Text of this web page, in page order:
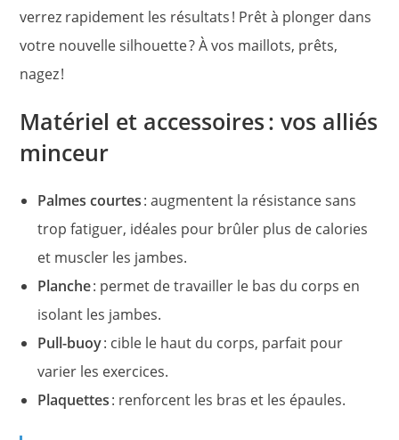
verrez rapidement les résultats ! Prêt à plonger dans
votre nouvelle silhouette ? À vos maillots, prêts,
nagez !
Matériel et accessoires : vos alliés
minceur
Palmes courtes: augmentent la résistance sans
trop fatiguer, idéales pour brûler plus de calories
et muscler les jambes.
Planche: permet de travailler le bas du corps en
isolant les jambes.
Pull-buoy: cible le haut du corps, parfait pour
varier les exercices.
Plaquettes: renforcent les bras et les épaules.